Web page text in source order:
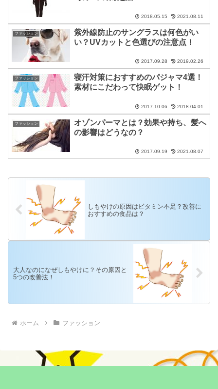
2018.05.15 2021.08.11
ファッション
紫外線防止のサングラスは何色がい
い？UVカットと色選びの注意点！
2017.09.28 2019.02.26
ファッション
寝汗対策におすすめのパジャマ4選！
素材にこだわって快眠ゲット！
2017.10.06 2018.04.01
ファッション
オゾンパーマとは？効果や持ち、髪へ
の影響はどうなの？
2017.09.19 2021.08.07
しもやけの原因はビタミン不足？改善に
おすすめの食品は？
大人なのになぜしもやけに？その原因と
5つの改善法！
ホーム ファッション